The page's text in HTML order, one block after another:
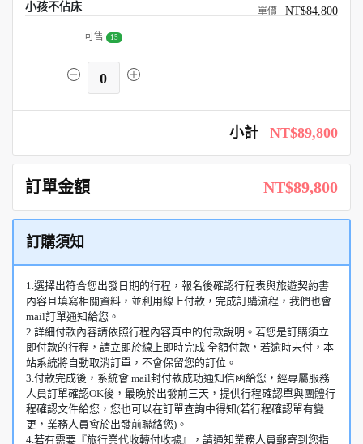
小孩不佔床 NT$84,800
可售 15
0
小計 NT$89,800
訂單金額 NT$89,800
訂購須知
1.選擇出符合您出發日期的行程，報名後確認行程表與旅遊契約書
內容且填寫相關資料，並利用線上付款，完成訂購流程，我們也會
mail訂單通知給您。
2.詳細付款內容請依照行程內容頁中的付款說明。若您是訂購須立
即付款的行程，請立即於線上即時完成 全額付款，若逾時未付，本
站系統將自動取消訂單，不會保留您的訂位。
3.付款完成後，系統會 mail封付款成功通知信函給您，經專屬服務
人員訂單確認OK後，最晚於出發前三天，提供行程確認單與團體行
程確認文件給您，您也可以在訂單查詢中得知(若行程確認單有變
更，業務人員會於出發前聯絡您)。
4.若有需要『旅行業代收轉付收據』，請通知業務人員郵寄到您指